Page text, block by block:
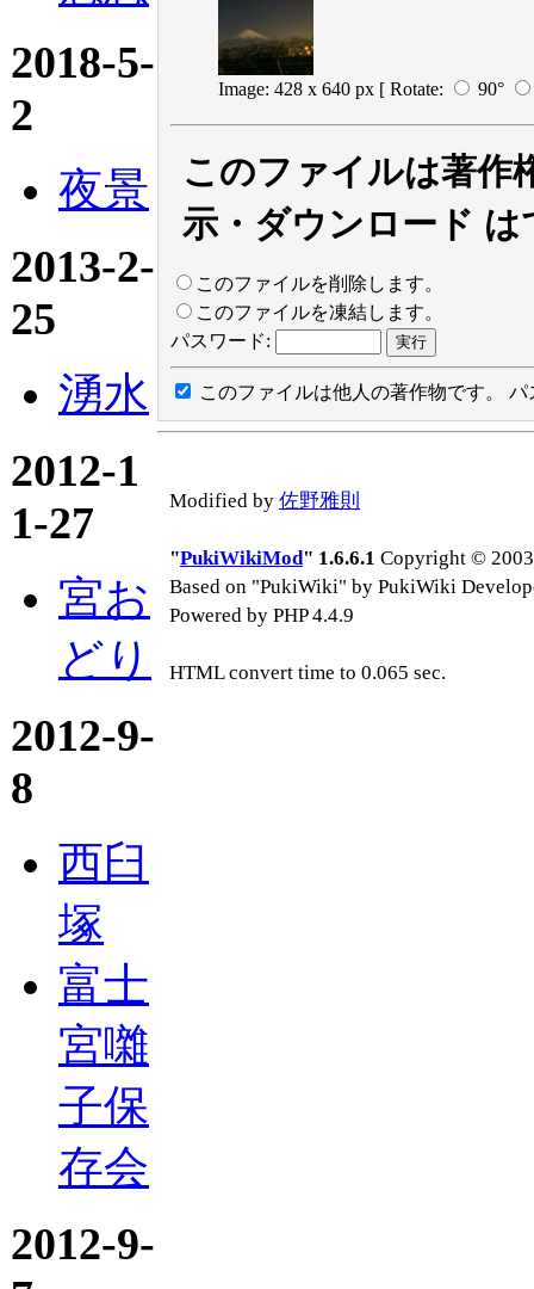
2018-5-
2
夜景
2013-2-
25
湧水
2012-1
1-27
宮お
どり
2012-9-
8
西臼
塚
富士
宮囃
子保
存会
2012-9-
Image: 428 x 640 px [ Rotate: 90°
このファイルは著作
示・ダウンロード は
このファイルを削除します。
このファイルを凍結します。
パスワード:
このファイルは他人の著作物です。 パ
Modified by 佐野雅則
"PukiWikiMod" 1.6.6.1 Copyright ©
Based on "PukiWiki" by PukiWiki
Powered by PHP 4.4.9
HTML convert time to 0.065 sec.